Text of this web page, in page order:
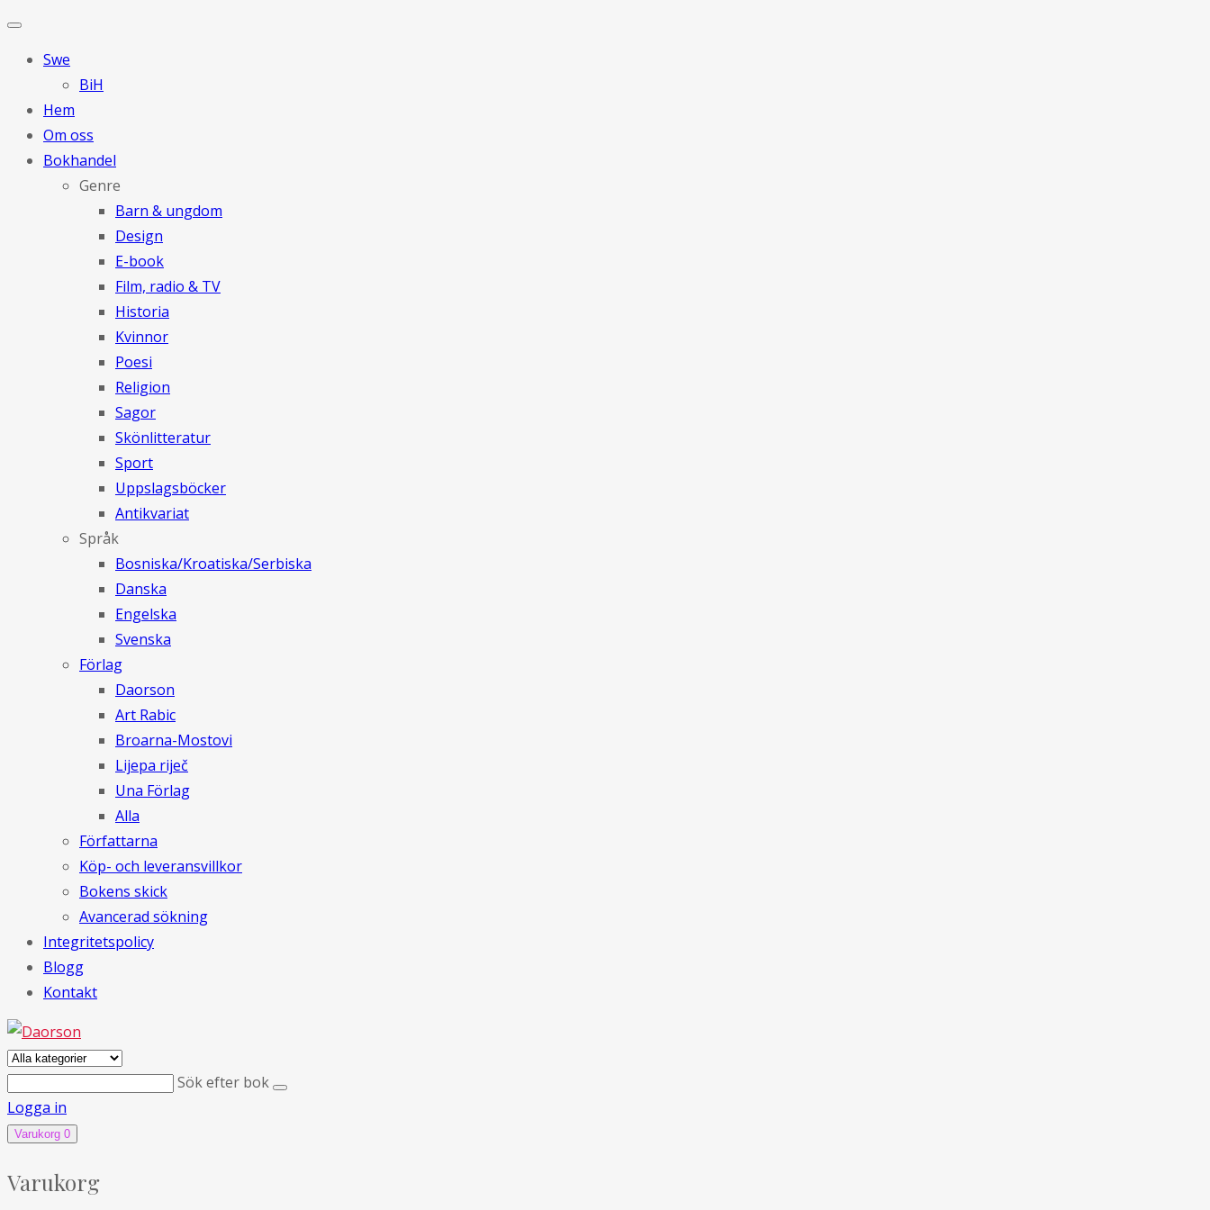
Swe
BiH
Hem
Om oss
Bokhandel
Genre
Barn & ungdom
Design
E-book
Film, radio & TV
Historia
Kvinnor
Poesi
Religion
Sagor
Skönlitteratur
Sport
Uppslagsböcker
Antikvariat
Språk
Bosniska/Kroatiska/Serbiska
Danska
Engelska
Svenska
Förlag
Daorson
Art Rabic
Broarna-Mostovi
Lijepa riječ
Una Förlag
Alla
Författarna
Köp- och leveransvillkor
Bokens skick
Avancerad sökning
Integritetspolicy
Blogg
Kontakt
Sök efter bok
Logga in
Varukorg 0
Varukorg